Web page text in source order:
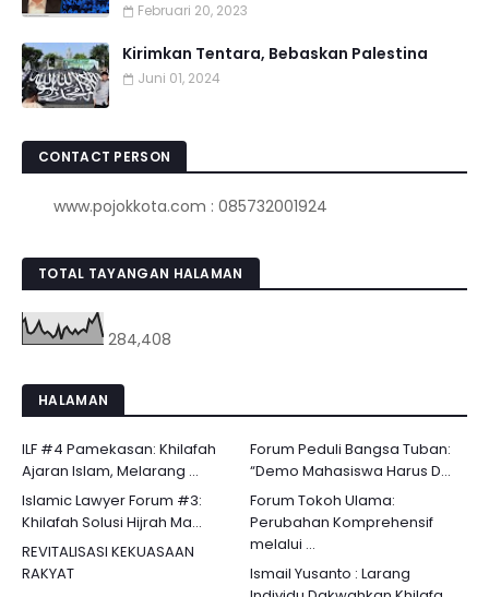
Februari 20, 2023
Kirimkan Tentara, Bebaskan Palestina
Juni 01, 2024
CONTACT PERSON
www.pojokkota.com : 085732001924
TOTAL TAYANGAN HALAMAN
284,408
HALAMAN
ILF #4 Pamekasan: Khilafah
Ajaran Islam, Melarang ...
Forum Peduli Bangsa Tuban:
“Demo Mahasiswa Harus D...
Islamic Lawyer Forum #3:
Khilafah Solusi Hijrah Ma...
Forum Tokoh Ulama:
Perubahan Komprehensif
melalui ...
REVITALISASI KEKUASAAN
RAKYAT
Ismail Yusanto : Larang